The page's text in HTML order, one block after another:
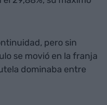
pero sin
se movió en la franja
dominaba entre